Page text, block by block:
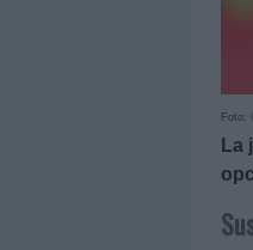
Foto:
La